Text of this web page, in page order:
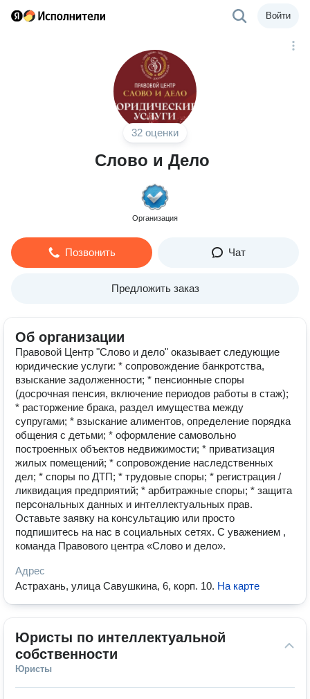
Войти
32 оценки
Слово и Дело
Организация
Позвонить Чат
Предложить заказ
Об организации
Правовой Центр "Слово и дело" оказывает следующие
юридические услуги: * сопровождение банкротства,
взыскание задолженности; * пенсионные споры
(досрочная пенсия, включение периодов работы в стаж);
* расторжение брака, раздел имущества между
супругами; * взыскание алиментов, определение порядка
общения с детьми; * оформление самовольно
построенных объектов недвижимости; * приватизация
жилых помещений; * сопровождение наследственных
дел; * споры по ДТП; * трудовые споры; * регистрация /
ликвидация предприятий; * арбитражные споры; * защита
персональных данных и интеллектуальных прав.
Оставьте заявку на консультацию или просто
подпишитесь на нас в социальных сетях. С уважением ,
команда Правового центра «Слово и дело».
Адрес
Астрахань, улица Савушкина, 6, корп. 10. На карте
Юристы по интеллектуальной
собственности
Юристы